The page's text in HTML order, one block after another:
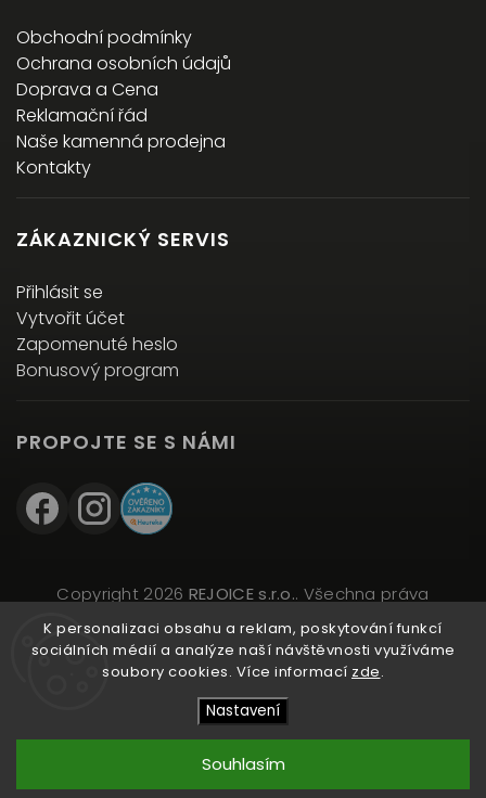
K personalizaci obsahu a reklam, poskytování funkcí
sociálních médií a analýze naší návštěvnosti využíváme
soubory cookies. Více informací zde.
Nastavení
Souhlasím
Obchodní podmínky
Ochrana osobních údajů
Doprava a Cena
Reklamační řád
Naše kamenná prodejna
Kontakty
ZÁKAZNICKÝ SERVIS
Přihlásit se
Vytvořit účet
Zapomenuté heslo
Bonusový program
PROPOJTE SE S NÁMI
Copyright 2026 REJOICE s.r.o.. Všechna práva
vyhrazena.
Upravit nastavení cookies
VytvořilShoptet| DesignShoptak.cz